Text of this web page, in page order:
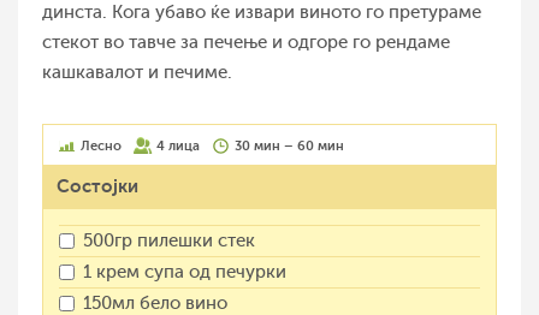
динста. Кога убаво ќе извари виното го претураме
стекот во тавче за печење и одгоре го рендаме
кашкавалот и печиме.
Лесно 4 лица 30 мин – 60 мин
Состојки
500гр пилешки стек
1 крем супа од печурки
150мл бело вино